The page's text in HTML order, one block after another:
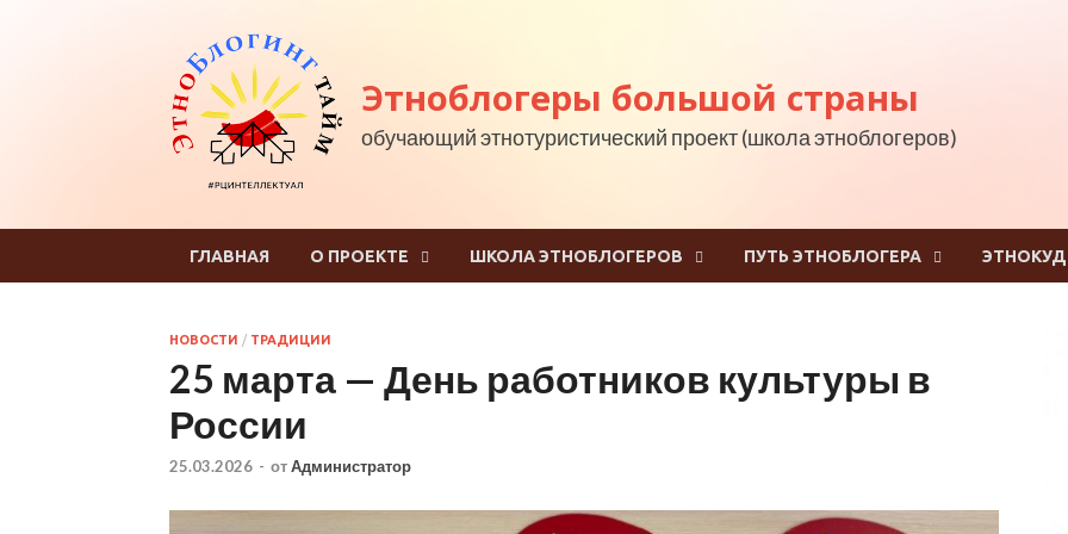
Этноблогеры большой страны
обучающий этнотуристический проект (школа этноблогеров)
ГЛАВНАЯ О ПРОЕКТЕ ШКОЛА ЭТНОБЛОГЕРОВ ПУТЬ ЭТНОБЛОГЕРА
НОВОСТИ / ТРАДИЦИИ
25 марта — День работников культуры в
России
25.03.2026 - отАдминистратор